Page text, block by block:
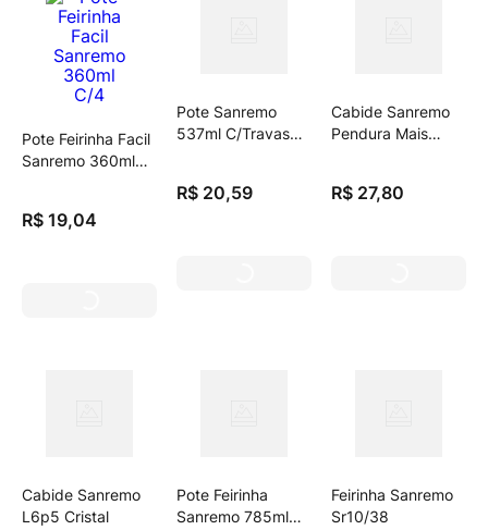
Pote Feirinha Facil
Sanremo 360ml
R$ 19,04
Pote Sanremo
537ml C/Travas
R$ 20,59
Cabide Sanremo
Pendura Mais
R$ 27,80
Cabide Sanremo
L6p5 Cristal
Pote Feirinha
Sanremo 785ml
Feirinha Sanremo
Sr10/38